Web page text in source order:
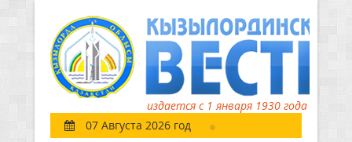
издается с 1 января 1930 года
07 Августа 2026 год